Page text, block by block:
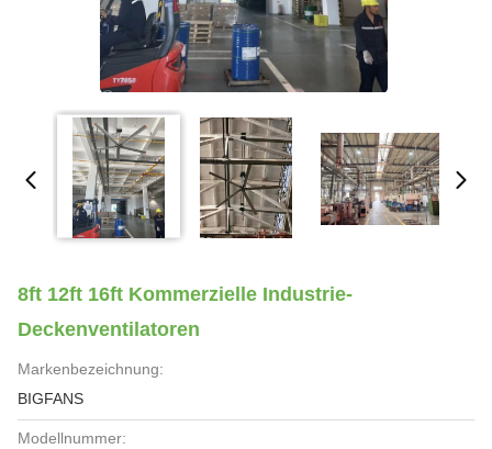
8ft 12ft 16ft Kommerzielle Industrie-
Deckenventilatoren
Markenbezeichnung:
BIGFANS
Modellnummer: